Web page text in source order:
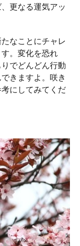
更なる運気アッ
なことにチャレ
。変化を恐れ
でどんどん行動
きますよ。咲き
にしてみてくだ